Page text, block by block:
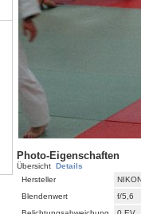
Photo-Eigenschaften
Übersicht Details
Hersteller
Blendenwert
f/5,6